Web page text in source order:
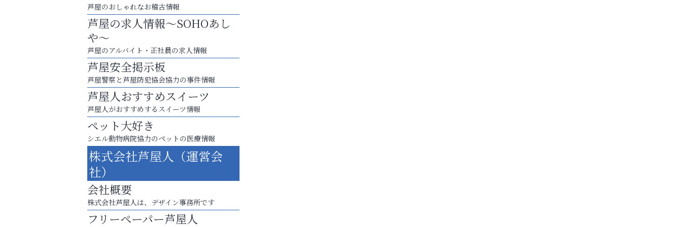
「この学校に出会えて、本当によかった。」
ラ・ミカ矯正歯科
芦屋のおしゃれなお稽古情報
芦屋の求人情報～SOHOあし
や～
芦屋のアルバイト・正社員の求人情報
芦屋安全掲示板
芦屋警察と芦屋防犯協会協力の事件情報
芦屋人おすすめスイーツ
芦屋人がおすすめするスイーツ情報
ペット大好き
シエル動物病院協力のペットの医療情報
株式会社芦屋人（運営会
社）
会社概要
株式会社芦屋人は、デザイン事務所です
フリーペーパー芦屋人